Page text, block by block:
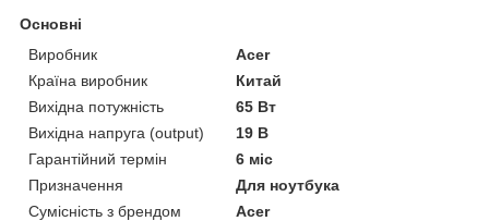
Основні
Виробник
Acer
Країна виробник
Китай
Вихідна потужність
65 Вт
Вихідна напруга (output)
19 В
Гарантійний термін
6 міс
Призначення
Для ноутбука
Сумісність з брендом
Acer